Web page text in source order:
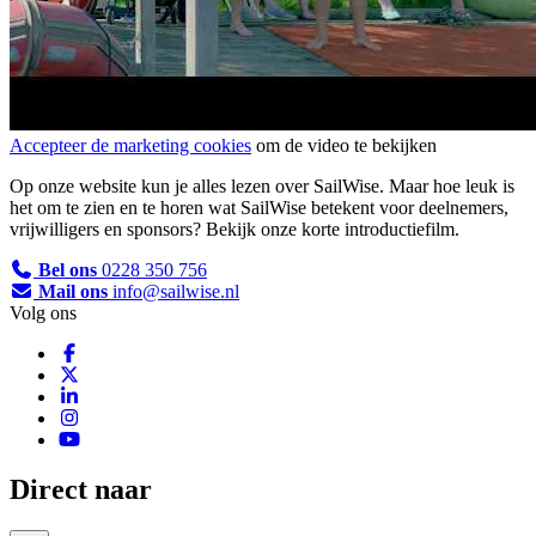
Accepteer de marketing cookies om de video te bekijken
Op onze website kun je alles lezen over SailWise. Maar hoe leuk is
het om te zien en te horen wat SailWise betekent voor deelnemers,
vrijwilligers en sponsors? Bekijk onze korte introductiefilm.
Bel ons 0228 350 756
Mail ons info@sailwise.nl
Volg ons
Direct naar